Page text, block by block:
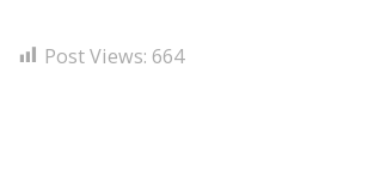
Post Views: 664